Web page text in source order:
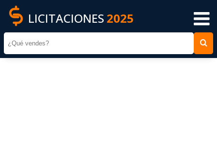
LICITACIONES 2025